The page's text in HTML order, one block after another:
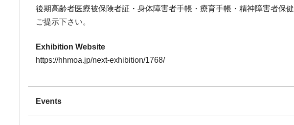
後期高齢者医療被保険者証・身体障害者手帳・療育手帳・精神障害者保
ご提示下さい。
Exhibition Website
https://hhmoa.jp/next-exhibition/1768/
Events